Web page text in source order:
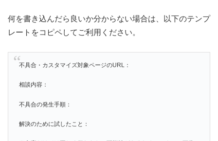
何を書き込んだら良いか分からない場合は、以下のテンプ
レートをコピペしてご利用ください。
不具合・カスタマイズ対象ページのURL：
相談内容：
不具合の発生手順：
解決のために試したこと：